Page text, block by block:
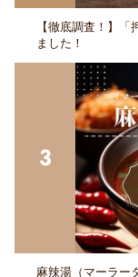
【徹底調査！】
ました！
麻辣湯（マーラー